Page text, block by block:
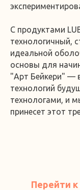
С продуктами
технологичный,
идеальной
основы для
"Арт Бейкери" —
технологий
технологами, и
принесет этот
Перейти